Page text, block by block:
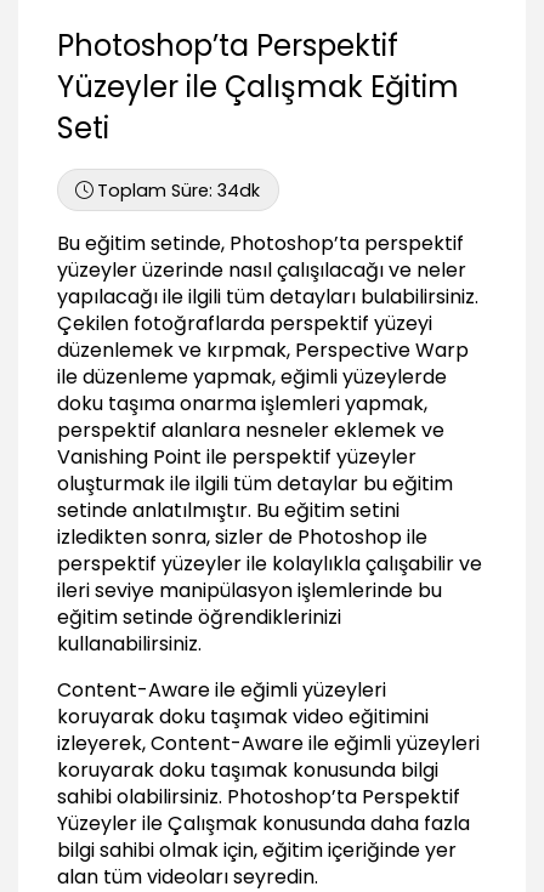
Vanishing Point manuel onarım işlemi yapmak
02:46
Perspektif Öğe Eklemek
Free Transform kullanarak öğe eklemek
Distort perspektif alan öğe eklemek eklemek
Puppet Warp ile düzenlemek yapmak
01:41
Vanishing Point perspektif yüzey eklemek
03:16
Sonuç
Sonuç
00:20
Photoshop’ta Perspektif
Yüzeyler ile Çalışmak Eğitim
Seti
Toplam Süre:34dk
Bu eğitim setinde, Photoshop’ta perspektif
yüzeyler üzerinde nasıl çalışılacağı ve neler
yapılacağı ile ilgili tüm detayları bulabilirsiniz.
Çekilen fotoğraflarda perspektif yüzeyi
düzenlemek ve kırpmak, Perspective Warp
ile düzenleme yapmak, eğimli yüzeylerde
doku taşıma onarma işlemleri yapmak,
perspektif alanlara nesneler eklemek ve
Vanishing Point ile perspektif yüzeyler
oluşturmak ile ilgili tüm detaylar bu eğitim
setinde anlatılmıştır. Bu eğitim setini
izledikten sonra, sizler de Photoshop ile
perspektif yüzeyler ile kolaylıkla çalışabilir ve
ileri seviye manipülasyon işlemlerinde bu
eğitim setinde öğrendiklerinizi
kullanabilirsiniz.
Content-Aware ile eğimli yüzeyleri
koruyarak doku taşımak video eğitimini
izleyerek, Content-Aware ile eğimli yüzeyleri
koruyarak doku taşımak konusunda bilgi
sahibi olabilirsiniz. Photoshop’ta Perspektif
Yüzeyler ile Çalışmak konusunda daha fazla
bilgi sahibi olmak için, eğitim içeriğinde yer
alan tüm videoları seyredin.